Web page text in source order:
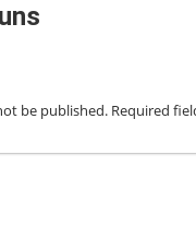
be published. Required